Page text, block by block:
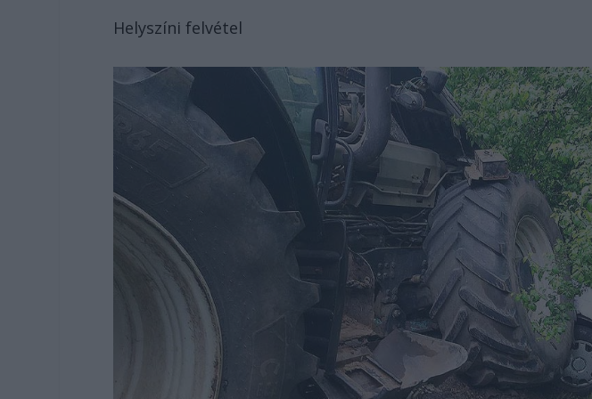
Helyszíni felvétel